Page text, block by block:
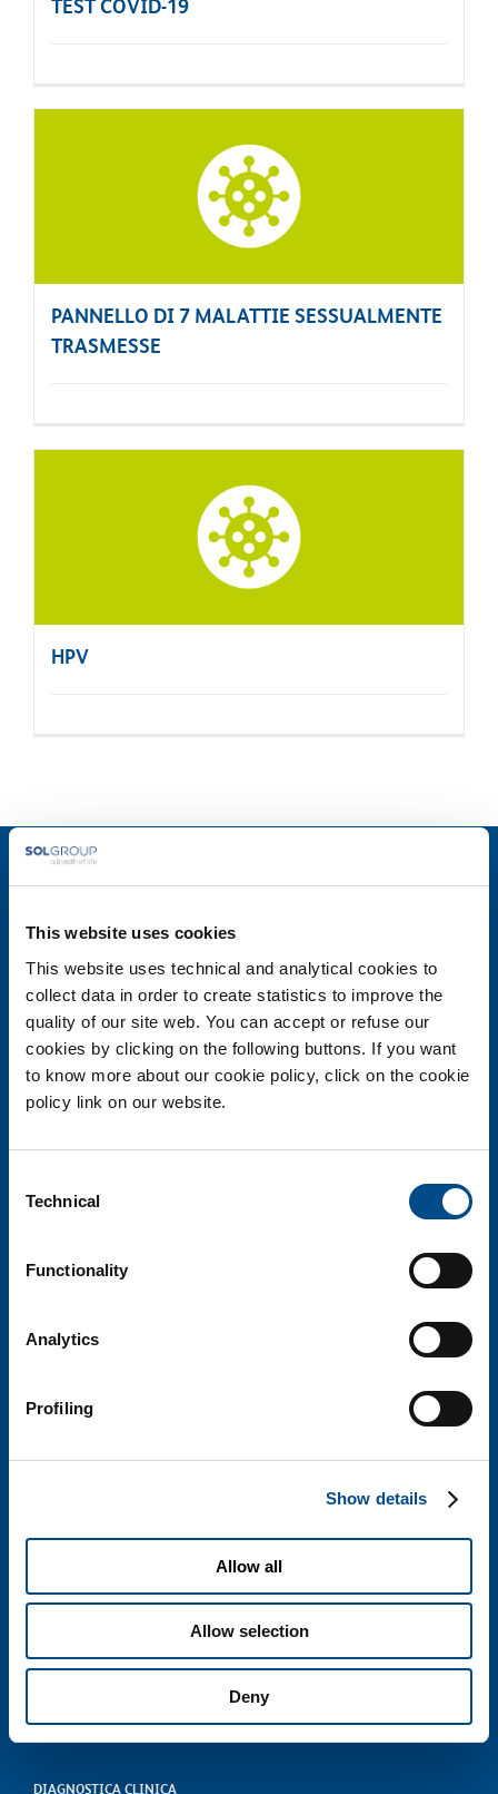
This website uses cookies
This website uses technical and analytical cookies to
collect data in order to create statistics to improve the
quality of our site web. You can accept or refuse our
cookies by clicking on the following buttons. If you want
to know more about our cookie policy, click on the cookie
policy link on our website.
Selection
Technical
Functionality
Analytics
Profiling
Show details
Allow all
Allow selection
Deny
TEST COVID-19
PANNELLO DI 7 MALATTIE SESSUALMENTE
TRASMESSE
HPV
PERSONAL GENOMICS UNIPERSONALE SRL
Via Roveggia, 43B
T. +39 045 8202351
customercare@personalgenomics.it
pg@pec.personalgenomics.it
Partita IVA
Cod. SDI: SUBM70N
Dati societari
Catalogo delle prestazioni
Cookie policy
DIAGNOSTICA CLINICA